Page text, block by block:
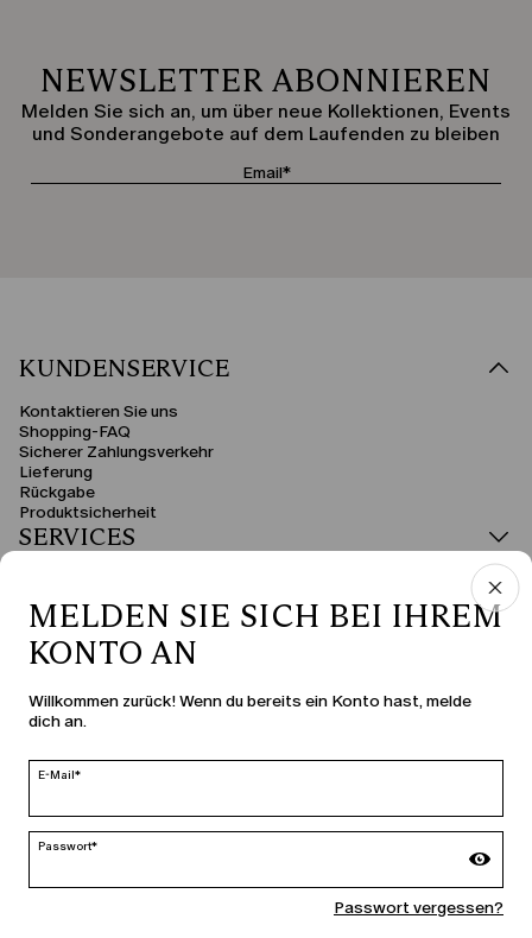
NEWSLETTER ABONNIEREN
Melden Sie sich an, um über neue Kollektionen, Events
und Sonderangebote auf dem Laufenden zu bleiben
KUNDENSERVICE
Kontaktieren Sie uns
Shopping-FAQ
Sicherer Zahlungsverkehr
Lieferung
Rückgabe
Produktsicherheit
SERVICES
LAND UND SPRACHE
ändern
MELDEN SIE SICH BEI IHREM
KONTO AN
Willkommen zurück! Wenn du bereits ein Konto hast, melde
dich an.
E-Mail*
Passwort*
Passwort vergessen?